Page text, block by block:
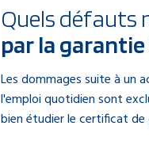
Quels défauts
par la garantie
Les dommages suite à un
l'emploi quotidien sont
bien étudier le certificat de